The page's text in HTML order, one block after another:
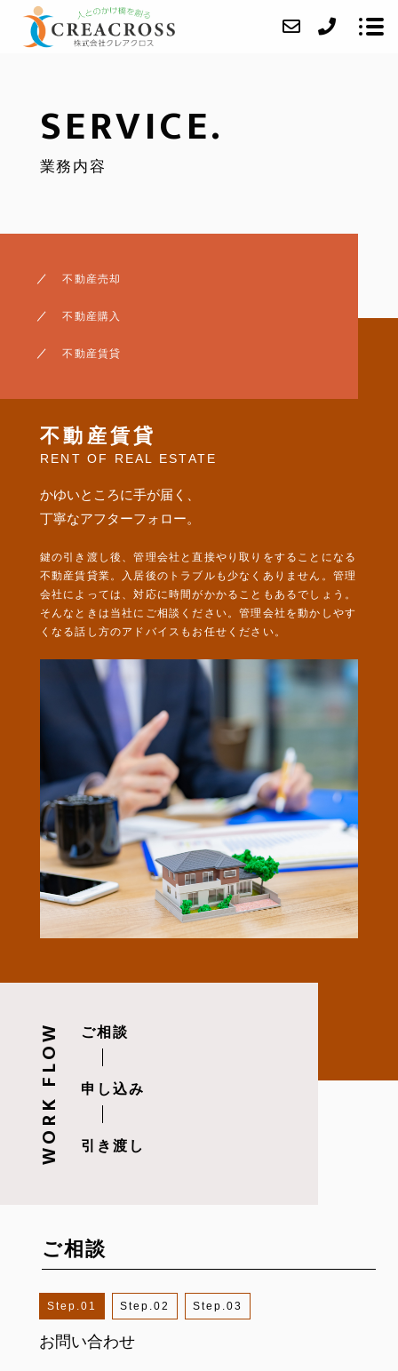
任意売却
SERVICE.
業務内容
不動産売却
不動産購入
不動産賃貸
不動産賃貸
RENT OF REAL ESTATE
かゆいところに手が届く、
丁寧なアフターフォロー。
鍵の引き渡し後、管理会社と直接やり取りをすることになる
不動産賃貸業。入居後のトラブルも少なくありません。管理
会社によっては、対応に時間がかかることもあるでしょう。
そんなときは当社にご相談ください。管理会社を動かしやす
くなる話し方のアドバイスもお任せください。
WORK FLOW ご相談
申し込み
引き渡し
ご相談
1 2 3
お問い合わせ
物件リサーチ
物件見学